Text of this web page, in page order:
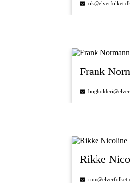
Frank
Rikke